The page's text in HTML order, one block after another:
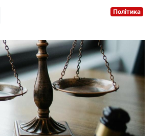
Політика